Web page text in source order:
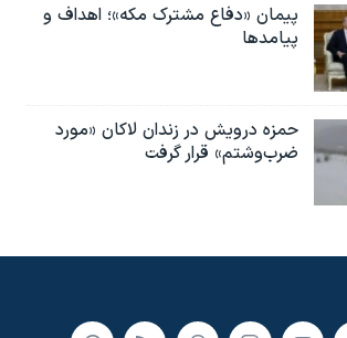
پیمان «دفاع مشترک مکه»؛ اهداف و
پیامدها
حمزه درویش در زندان لاکان «مورد
ضرب‌وشتم» قرار گرفت